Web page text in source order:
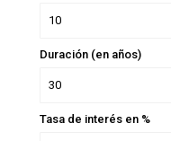
Duración (en años)
Tasa de interés en %